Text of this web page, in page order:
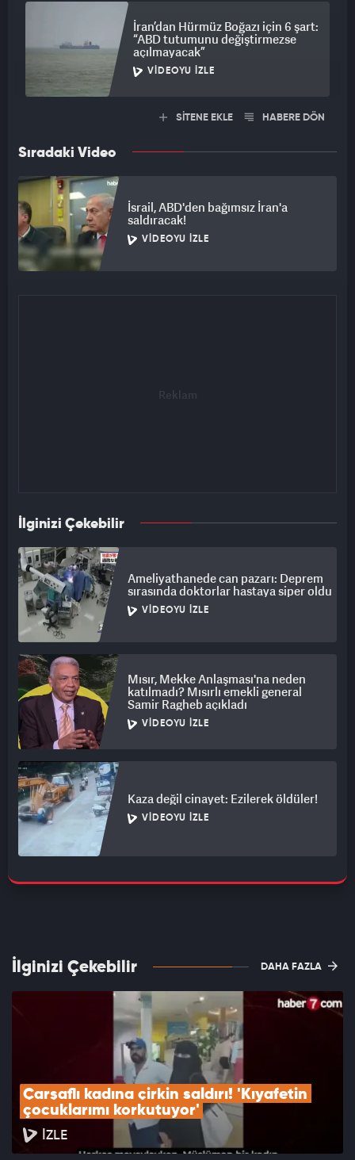
İran’dan Hürmüz Boğazı için 6 şart:
“ABD tutumunu değiştirmezse
açılmayacak”
VIDEOYU İZLE
SİTENE EKLE HABERE DÖN
Sıradaki Video
İsrail, ABD'den bağımsız İran'a
saldıracak!
VIDEOYU İZLE
İlginizi Çekebilir
Ameliyathanede can pazarı: Deprem
sırasında doktorlar hastaya siper oldu
VIDEOYU İZLE
Mısır, Mekke Anlaşması'na neden
katılmadı? Mısırlı emekli general
Samir Ragheb açıkladı
VIDEOYU İZLE
Kaza değil cinayet: Ezilerek öldüler!
VIDEOYU İZLE
İlginizi Çekebilir DAHA FAZLA
Çarşaflı kadına çirkin saldırı! 'Kıyafetin
çocuklarımı korkutuyor'
İZLE